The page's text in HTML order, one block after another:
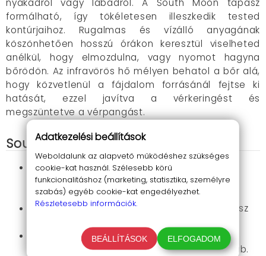
nyakadról vagy lábadról. A South Moon tapasz
formálható, így tökéletesen illeszkedik tested
kontúrjaihoz. Rugalmas és vízálló anyagának
köszönhetően hosszú órákon keresztül viselheted
anélkül, hogy elmozdulna, vagy nyomot hagyna
bőrödön. Az infravörös hő mélyen behatol a bőr alá,
hogy közvetlenül a fájdalom forrásánál fejtse ki
hatását, ezzel javítva a vérkeringést és
megszüntetve a vérpangást.
South Moon tapasz előnyei
Természetes összetevők: Nem okoz
bőrirritációt, bátran használható érzékeny
bőrön is.
Hosszan tartó fájdalomcsillapítás
: Egy tapasz
Sokoldalú használat: Több testrészen is
alkalmazható, mint például hát, váll, nyak, láb.
Adatkezelési beállítások
Weboldalunk az alapvető működéshez szükséges
cookie-kat használ. Szélesebb körű
funkcionalitáshoz (marketing, statisztika, személyre
szabás) egyéb cookie-kat engedélyezhet.
Részletesebb információk.
BEÁLLÍTÁSOK ELFOGADOM